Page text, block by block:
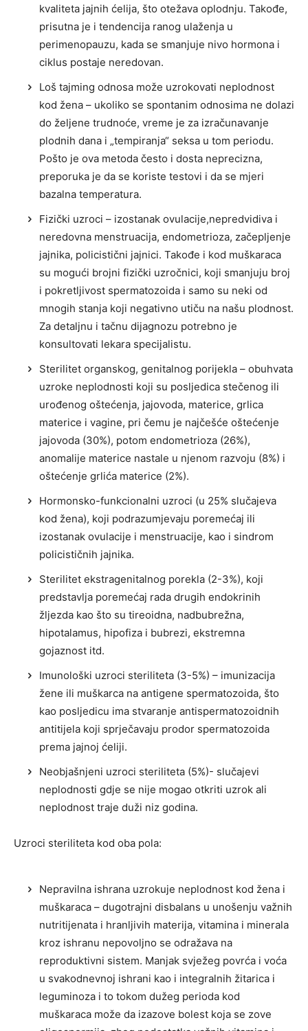
kvaliteta jajnih ćelija, što otežava oplodnju. Takođe,
prisutna je i tendencija ranog ulaženja u
perimenopauzu, kada se smanjuje nivo hormona i
ciklus postaje neredovan.
Loš tajming odnosa može uzrokovati neplodnost
kod žena – ukoliko se spontanim odnosima ne dolazi
do željene trudnoće, vreme je za izračunavanje
plodnih dana i „tempiranja“ seksa u tom periodu.
Pošto je ova metoda često i dosta neprecizna,
preporuka je da se koriste testovi i da se mjeri
bazalna temperatura.
Fizički uzroci – izostanak ovulacije,nepredvidiva i
neredovna menstruacija, endometrioza, začepljenje
jajnika, policistični jajnici. Takođe i kod muškaraca
su mogući brojni fizički uzročnici, koji smanjuju broj
i pokretljivost spermatozoida i samo su neki od
mnogih stanja koji negativno utiču na našu plodnost.
Za detaljnu i tačnu dijagnozu potrebno je
konsultovati lekara specijalistu.
Sterilitet organskog, genitalnog porijekla – obuhvata
uzroke neplodnosti koji su posljedica stečenog ili
urođenog oštećenja, jajovoda, materice, grlica
materice i vagine, pri čemu je najčešće oštećenje
jajovoda (30%), potom endometrioza (26%),
anomalije materice nastale u njenom razvoju (8%) i
oštećenje grlića materice (2%).
Hormonsko-funkcionalni uzroci (u 25% slučajeva
kod žena), koji podrazumjevaju poremećaj ili
izostanak ovulacije i menstruacije, kao i sindrom
policističnih jajnika.
Sterilitet ekstragenitalnog porekla (2-3%), koji
predstavlja poremećaj rada drugih endokrinih
žljezda kao što su tireoidna, nadbubrežna,
hipotalamus, hipofiza i bubrezi, ekstremna
gojaznost itd.
Imunološki uzroci steriliteta (3-5%) – imunizacija
žene ili muškarca na antigene spermatozoida, što
kao posljedicu ima stvaranje antispermatozoidnih
antitijela koji sprječavaju prodor spermatozoida
prema jajnoj ćeliji.
Neobjašnjeni uzroci steriliteta (5%)- slučajevi
neplodnosti gdje se nije mogao otkriti uzrok ali
neplodnost traje duži niz godina.
Uzroci steriliteta kod oba pola:
Nepravilna ishrana uzrokuje neplodnost kod žena i
muškaraca – dugotrajni disbalans u unošenju važnih
nutritijenata i hranljivih materija, vitamina i minerala
kroz ishranu nepovoljno se odražava na
reproduktivni sistem. Manjak svježeg povrća i voća
u svakodnevnoj ishrani kao i integralnih žitarica i
leguminoza i to tokom dužeg perioda kod
muškaraca može da izazove bolest koja se zove